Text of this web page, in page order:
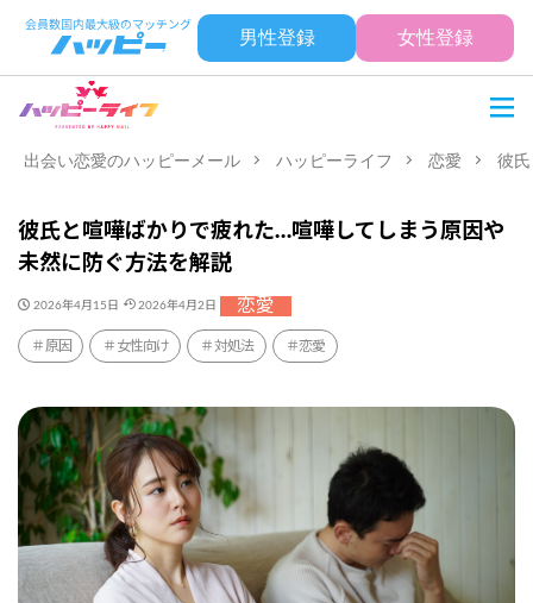
男性登録 女性登録
出会い恋愛のハッピーメール ハッピーライフ 恋愛 彼
彼氏と喧嘩ばかりで疲れた…喧嘩してしまう原因や
未然に防ぐ方法を解説
2026年4月15日 2026年4月2日 恋愛
原因 女性向け 対処法 恋愛